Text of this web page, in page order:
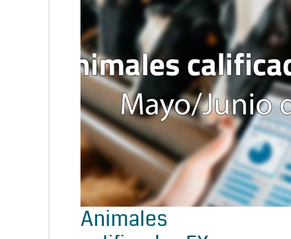
Animales